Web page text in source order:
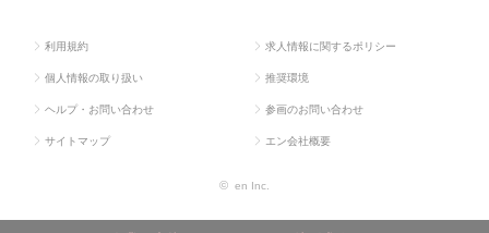
利用規約 求人情報に関するポリシー
個人情報の取り扱い 推奨環境
ヘルプ・お問い合わせ 参画のお問い合わせ
サイトマップ エン会社概要
© en Inc.